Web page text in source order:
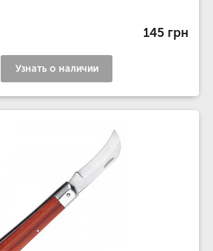
145 грн
Узнать о наличии